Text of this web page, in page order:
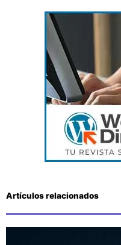
Artículos relacionados